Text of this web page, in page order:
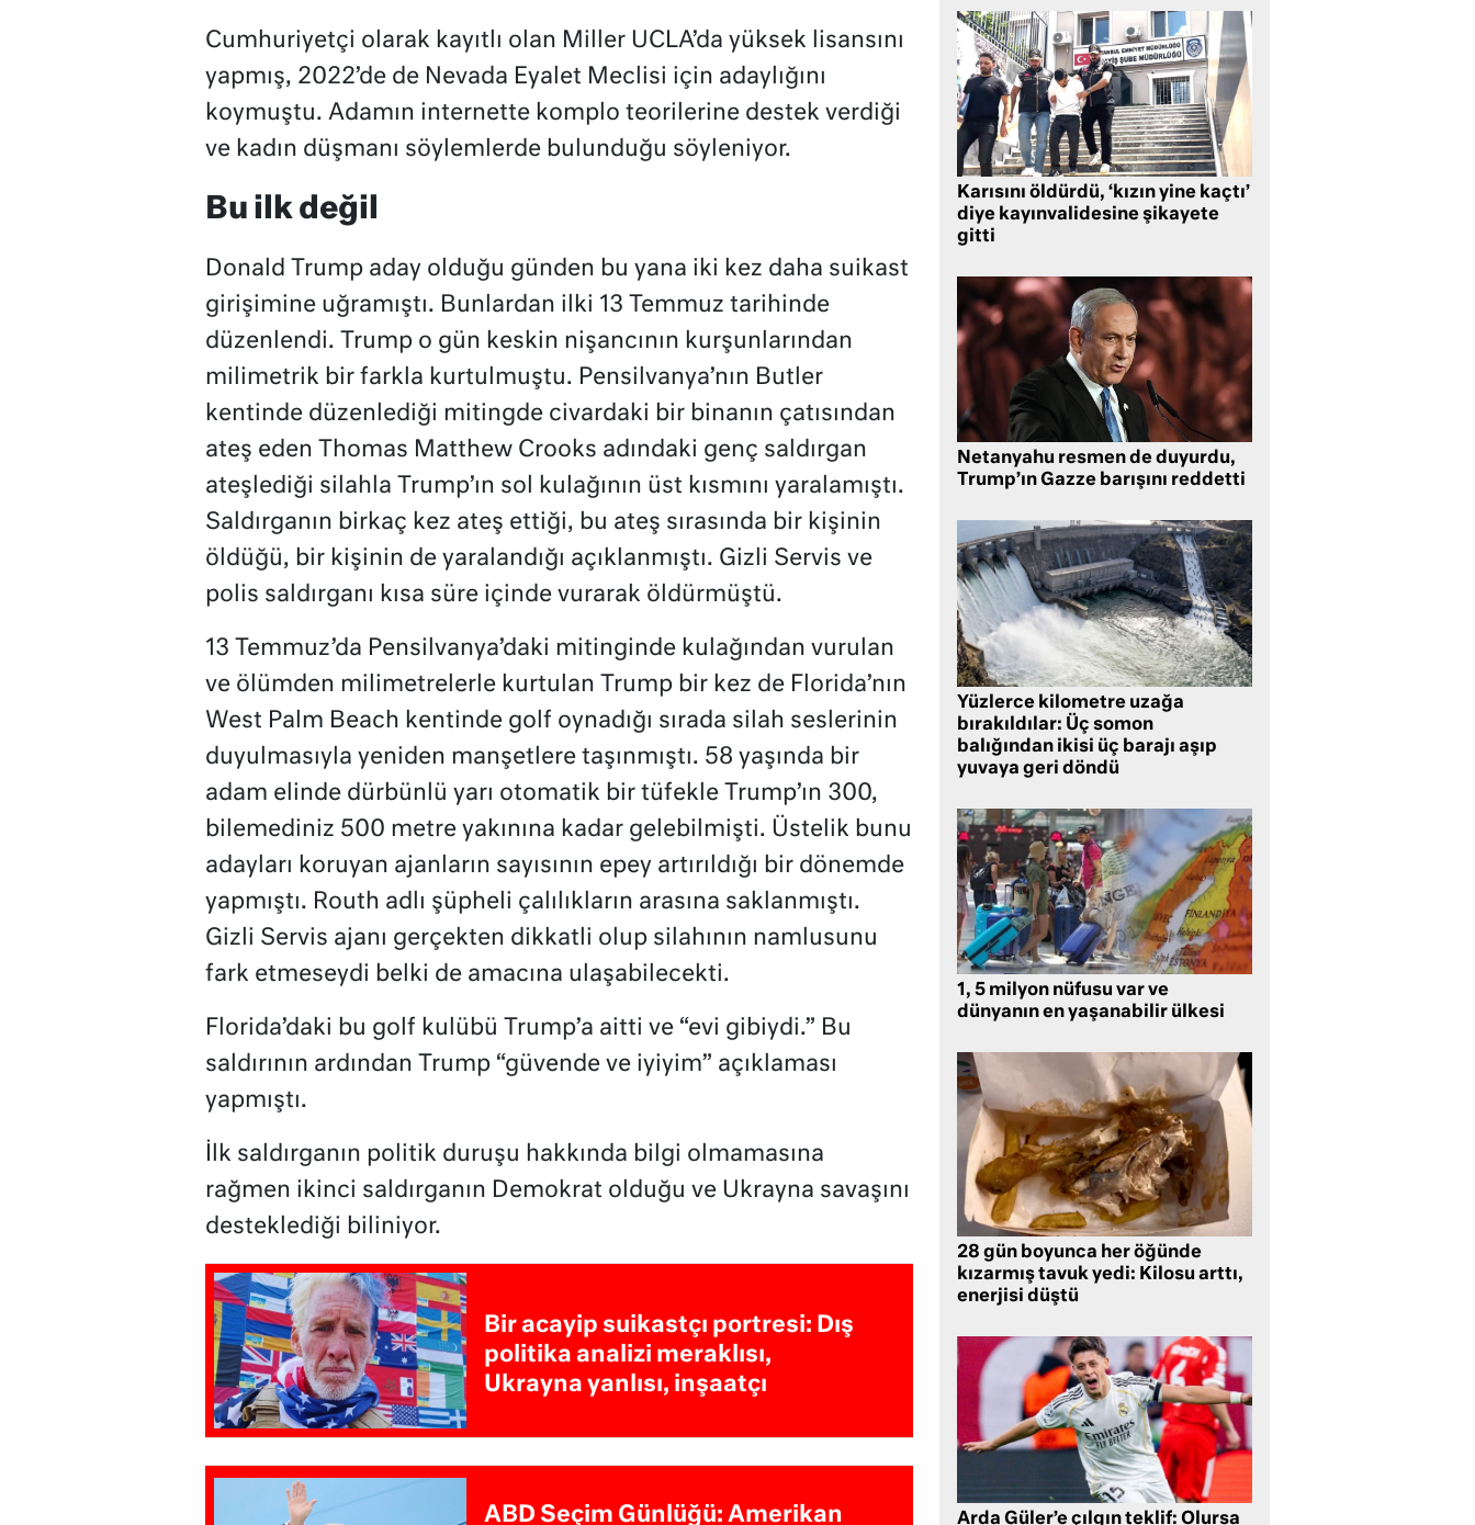
Cumhuriyetçi olarak kayıtlı olan Miller UCLA’da yüksek lisansını
yapmış, 2022’de de Nevada Eyalet Meclisi için adaylığını
koymuştu. Adamın internette komplo teorilerine destek verdiği
ve kadın düşmanı söylemlerde bulunduğu söyleniyor.
Bu ilk değil
Donald Trump aday olduğu günden bu yana iki kez daha suikast
girişimine uğramıştı. Bunlardan ilki 13 Temmuz tarihinde
düzenlendi. Trump o gün keskin nişancının kurşunlarından
milimetrik bir farkla kurtulmuştu. Pensilvanya’nın Butler
kentinde düzenlediği mitingde civardaki bir binanın çatısından
ateş eden Thomas Matthew Crooks adındaki genç saldırgan
ateşlediği silahla Trump’ın sol kulağının üst kısmını yaralamıştı.
Saldırganın birkaç kez ateş ettiği, bu ateş sırasında bir kişinin
öldüğü, bir kişinin de yaralandığı açıklanmıştı. Gizli Servis ve
polis saldırganı kısa süre içinde vurarak öldürmüştü.
13 Temmuz’da Pensilvanya’daki mitinginde kulağından vurulan
ve ölümden milimetrelerle kurtulan Trump bir kez de Florida’nın
West Palm Beach kentinde golf oynadığı sırada silah seslerinin
duyulmasıyla yeniden manşetlere taşınmıştı. 58 yaşında bir
adam elinde dürbünlü yarı otomatik bir tüfekle Trump’ın 300,
bilemediniz 500 metre yakınına kadar gelebilmişti. Üstelik bunu
adayları koruyan ajanların sayısının epey artırıldığı bir dönemde
yapmıştı. Routh adlı şüpheli çalılıkların arasına saklanmıştı.
Gizli Servis ajanı gerçekten dikkatli olup silahının namlusunu
fark etmeseydi belki de amacına ulaşabilecekti.
Florida’daki bu golf kulübü Trump’a aitti ve “evi gibiydi.” Bu
saldırının ardından Trump “güvende ve iyiyim” açıklaması
yapmıştı.
İlk saldırganın politik duruşu hakkında bilgi olmamasına
rağmen ikinci saldırganın Demokrat olduğu ve Ukrayna savaşını
desteklediği biliniyor.
Bir acayip suikastçı portresi: Dış
politika analizi meraklısı,
Ukrayna yanlısı, inşaatçı
ABD Seçim Günlüğü: Amerikan
Karısını öldürdü, ‘kızın yine kaçtı’
diye kayınvalidesine şikayete
gitti
Netanyahu resmen de duyurdu,
Trump’ın Gazze barışını reddetti
Yüzlerce kilometre uzağa
bırakıldılar: Üç somon
balığından ikisi üç barajı aşıp
yuvaya geri döndü
1, 5 milyon nüfusu var ve
dünyanın en yaşanabilir ülkesi
28 gün boyunca her öğünde
kızarmış tavuk yedi: Kilosu arttı,
enerjisi düştü
Arda Güler’e çılgın teklif: Olursa